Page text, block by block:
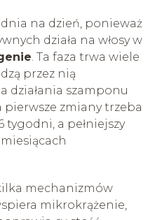
na dzień, ponieważ
działa na włosy w
. Ta faza trwa wiele
przez nią
działania szamponu
pierwsze zmiany trzeba
tygodni, a pełniejszy
mechanizmów
mikrokrążenie,